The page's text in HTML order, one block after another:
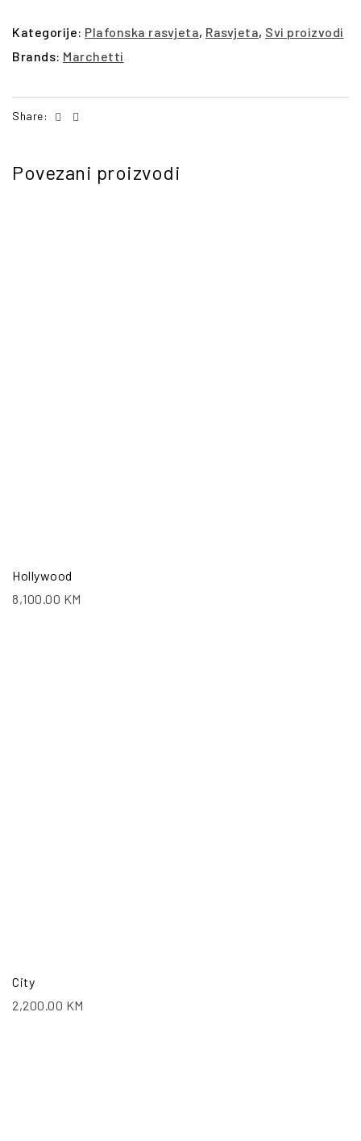
Kategorije: Plafonska rasvjeta, Rasvjeta, Svi proizvodi
Brands: Marchetti
Share: Facebook
Povezani proizvodi
Hollywood
8,100.00 KM
City
2,200.00 KM